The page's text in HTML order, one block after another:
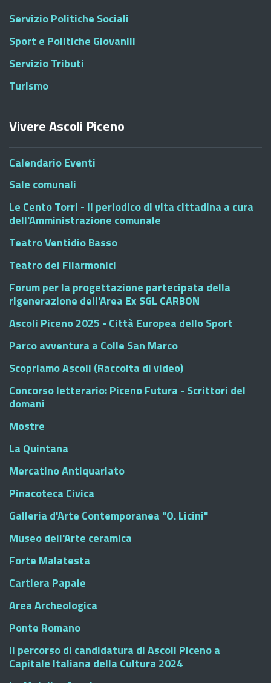
Servizio Politiche Sociali
Sport e Politiche Giovanili
Servizio Tributi
Turismo
Vivere Ascoli Piceno
Calendario Eventi
Sale comunali
Le Cento Torri - Il periodico di vita cittadina a cura
dell'Amministrazione comunale
Teatro Ventidio Basso
Teatro dei Filarmonici
Forum per la progettazione partecipata della
rigenerazione dell'Area Ex SGL CARBON
Ascoli Piceno 2025 - Città Europea dello Sport
Parco avventura a Colle San Marco
Scopriamo Ascoli (Raccolta di video)
Concorso letterario: Piceno Futura - Scrittori del
domani
Mostre
La Quintana
Mercatino Antiquariato
Pinacoteca Civica
Galleria d'Arte Contemporanea "O. Licini"
Museo dell'Arte ceramica
Forte Malatesta
Cartiera Papale
Area Archeologica
Ponte Romano
Il percorso di candidatura di Ascoli Piceno a
Capitale Italiana della Cultura 2024